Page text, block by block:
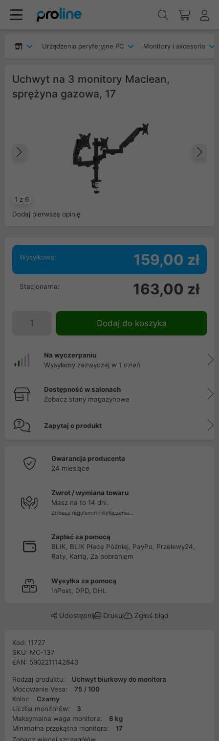
Urządzenia peryferyjne PC Monitory i akcesoria
Uchwyt na 3 monitory Maclean,
sprężyna gazowa, 17
1 z 6
Poprzedni
Dodaj pierwszą opinię
Wysyłkowa: 159,00 zł
Stacjonarna: 163,00 zł
Dodaj do koszyka
Na wyczerpaniu
Wysyłamy zazwyczaj w 1 dzień
Dostępność w salonach
Zobacz stany magazynowe
Zapytaj o produkt
Gwarancja producenta
24 miesiące
Zwrot / wymiana towaru
Masz na to 14 dni.
Zobacz regulamin i wyłączenia...
Zapłać za pomocą
BLIK, BLIK Płacę Później, PayPo, Przelewy24,
Raty, Kartą, Za pobraniem
Wysyłka za pomocą
InPost, DPD, DHL
Udostępnij Drukuj Zgłoś błąd
Kod: 11727
SKU: MC-137
EAN: 5902211142843
Rodzaj produktu:
Uchwyt biurkowy do monitora
Mocowanie Vesa:
75 / 100
Kolor:
Czarny
Liczba monitorów:
3
Maksymalna waga monitora:
8 kg
Minimalna przekątna monitora:
17
Zobacz więcej szczegółów